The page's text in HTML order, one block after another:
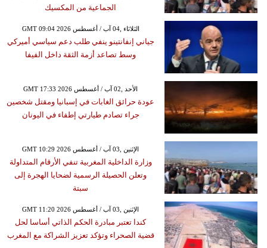
الجماعية من المكسيك
GMT 09:04 2026 الثلاثاء ,04 آب / أغسطس
جياني إنفانتينو ينفي طلب دعم سياسي أميركي
وسط تصاعد أزمة الثقة داخل الفيفا
GMT 17:33 2026 الأحد ,02 آب / أغسطس
عودة حرائق الغابات في إسبانيا ومقتل شخصين
جراء تصادم طيارتي إطفاء في اليونان
GMT 10:29 2026 الإثنين ,03 آب / أغسطس
وزارة الداخلية المغربية تنفي الأرقام المتداولة
وتعلن الحصيلة الرسمية لضحايا الهجرة إلى
سبتة
GMT 11:20 2026 الإثنين ,03 آب / أغسطس
كندا تعتبر مبادرة الحكم الذاتي أساسا لحل
قضية الصحراء وتؤكد تعزيز الشراكة مع المغرب